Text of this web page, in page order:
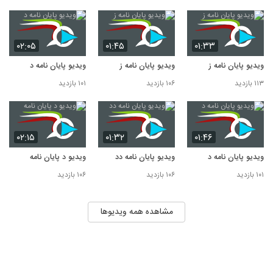
۰۱:۳۳
ویدیو پایان نامه ز
۱۱۳ بازدید
۰۱:۴۵
ویدیو پایان نامه ز
۱۰۶ بازدید
۰۲:۰۵
ویدیو پایان نامه د
۱۰۱ بازدید
۰۱:۴۶
ویدیو پایان نامه د
۱۰۱ بازدید
۰۱:۳۲
ویدیو پایان نامه دد
۱۰۶ بازدید
۰۲:۱۵
ویدیو د پایان نامه
۱۰۶ بازدید
مشاهده همه ویدیوها